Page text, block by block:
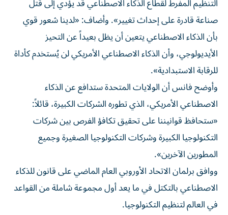
صناعة قادرة على إحداث تغيير». وأضاف: «لدينا شعور قوي
بأن الذكاء الاصطناعي يتعين أن يظل بعيداً عن التحيز
الأيديولوجي، وأن الذكاء الاصطناعي الأمريكي لن يُستخدم كأداة
للرقابة الاستبدادية».
وأوضح فانس أن الولايات المتحدة ستدافع عن الذكاء
الاصطناعي الأمريكي، الذي تطوره الشركات الكبيرة، قائلاً:
«ستحافظ قوانيننا على تحقيق تكافؤ الفرص بين شركات
التكنولوجيا الكبيرة وشركات التكنولوجيا الصغيرة وجميع
المطورين الآخرين».
ووافق برلمان الاتحاد الأوروبي العام الماضي على قانون للذكاء
الاصطناعي بالتكتل في ما يعد أول مجموعة شاملة من القواعد
في العالم لتنظيم التكنولوجيا.